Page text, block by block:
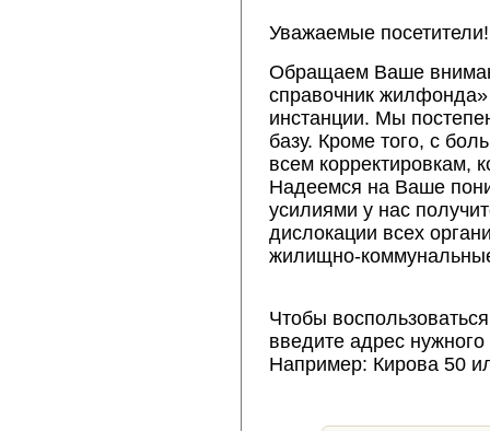
Уважаемые посетители!
Обращаем Ваше
справочник
инстанции. Мы
базу. Кроме того, с
всем корректировкам,
Надеемся на Ваше
усилиями у нас
дислокации всех
жилищно-
Чтобы
введите адрес
Например: Кирова 50